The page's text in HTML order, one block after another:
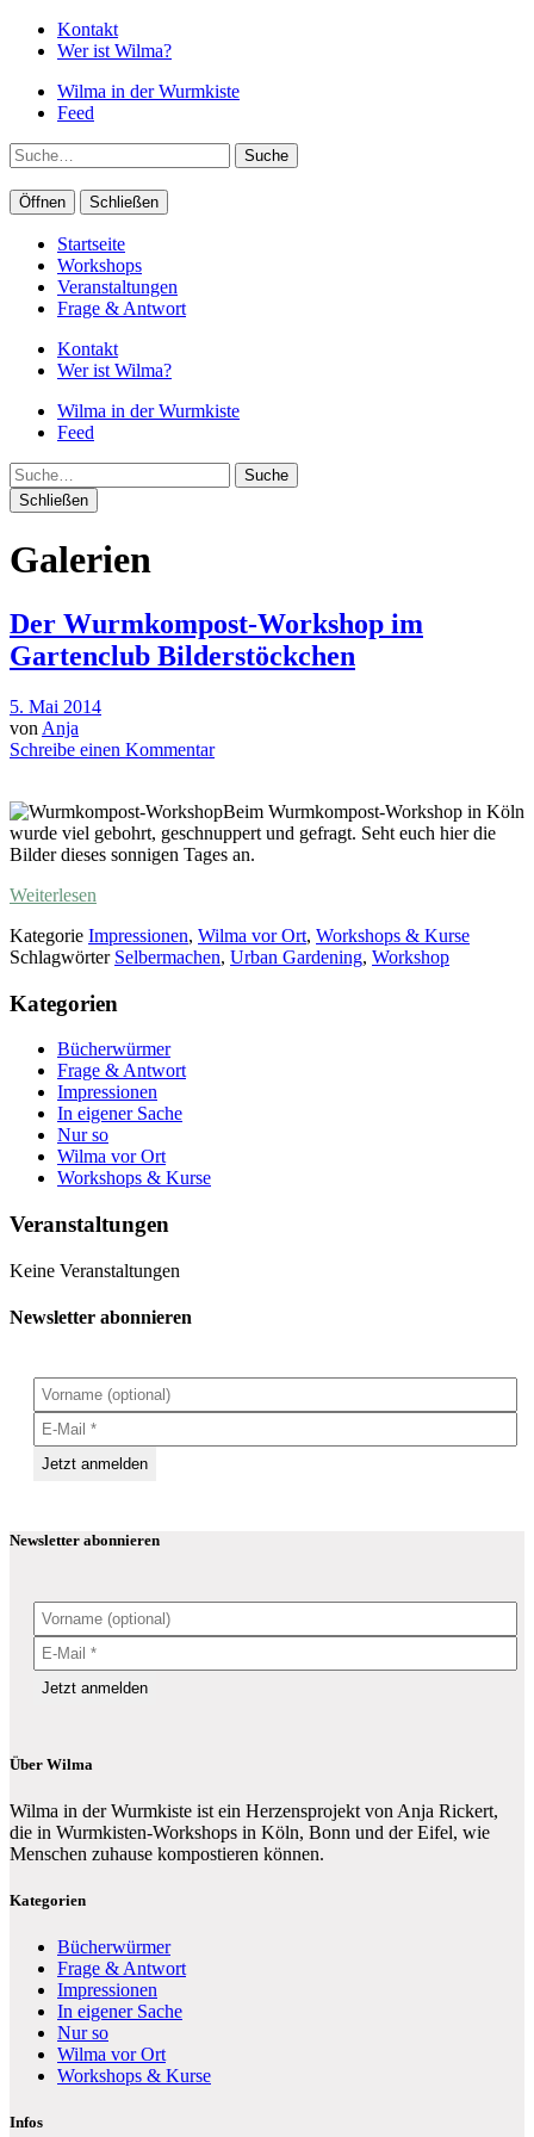
Kontakt
Wer ist Wilma?
Wilma in der Wurmkiste
Feed
Suche
Öffnen Schließen
Startseite
Workshops
Veranstaltungen
Frage & Antwort
Kontakt
Wer ist Wilma?
Wilma in der Wurmkiste
Feed
Suche
Schließen
Galerien
Der Wurmkompost-Workshop im
Gartenclub Bilderstöckchen
5. Mai 2014
von Anja
Schreibe einen Kommentar
Beim Wurmkompost-Workshop in Köln
wurde viel gebohrt, geschnuppert und gefragt. Seht euch hier die
Bilder dieses sonnigen Tages an.
Weiterlesen
Kategorie Impressionen, Wilma vor Ort, Workshops & Kurse
Schlagwörter Selbermachen, Urban Gardening, Workshop
Kategorien
Bücherwürmer
Frage & Antwort
Impressionen
In eigener Sache
Nur so
Wilma vor Ort
Workshops & Kurse
Veranstaltungen
Keine Veranstaltungen
Newsletter abonnieren
Newsletter abonnieren
Über Wilma
Wilma in der Wurmkiste ist ein Herzensprojekt von Anja Rickert,
die in Wurmkisten-Workshops in Köln, Bonn und der Eifel, wie
Menschen zuhause kompostieren können.
Kategorien
Bücherwürmer
Frage & Antwort
Impressionen
In eigener Sache
Nur so
Wilma vor Ort
Workshops & Kurse
Infos